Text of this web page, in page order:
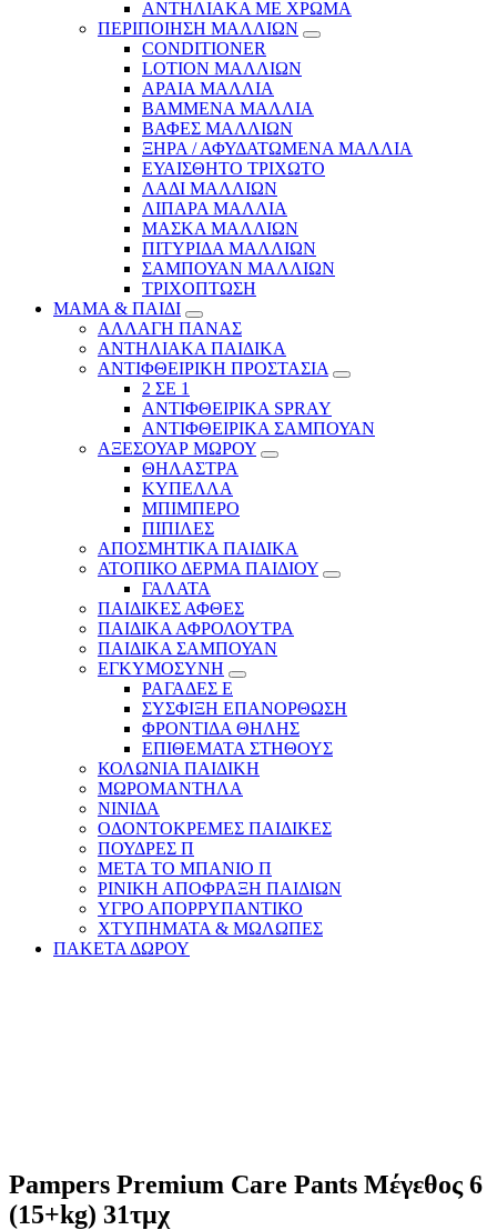
ΑΝΤΗΛΙΑΚΑ ΜΕ ΧΡΩΜΑ
ΠΕΡΙΠΟΙΗΣΗ ΜΑΛΛΙΩΝ
CONDITIONER
LOTION ΜΑΛΛΙΩΝ
ΑΡΑΙΑ ΜΑΛΛΙΑ
ΒΑΜΜΕΝΑ ΜΑΛΛΙΑ
ΒΑΦΕΣ ΜΑΛΛΙΩΝ
ΞΗΡΑ / ΑΦΥΔΑΤΩΜΕΝΑ ΜΑΛΛΙΑ
ΕΥΑΙΣΘΗΤΟ ΤΡΙΧΩΤΟ
ΛΑΔΙ ΜΑΛΛΙΩΝ
ΛΙΠΑΡΑ ΜΑΛΛΙΑ
ΜΑΣΚΑ ΜΑΛΛΙΩΝ
ΠΙΤΥΡΙΔΑ ΜΑΛΛΙΩΝ
ΣΑΜΠΟΥΑΝ ΜΑΛΛΙΩΝ
ΤΡΙΧΟΠΤΩΣΗ
ΜΑΜΑ & ΠΑΙΔΙ
ΑΛΛΑΓΗ ΠΑΝΑΣ
ΑΝΤΗΛΙΑΚΑ ΠΑΙΔΙΚΑ
ΑΝΤΙΦΘΕΙΡΙΚΗ ΠΡΟΣΤΑΣΙΑ
2 ΣΕ 1
ΑΝΤΙΦΘΕΙΡΙΚΑ SPRAY
ΑΝΤΙΦΘΕΙΡΙΚΑ ΣΑΜΠΟΥΑΝ
ΑΞΕΣΟΥΑΡ ΜΩΡΟΥ
ΘΗΛΑΣΤΡΑ
ΚΥΠΕΛΛΑ
ΜΠΙΜΠΕΡΟ
ΠΙΠΙΛΕΣ
ΑΠΟΣΜΗΤΙΚΑ ΠΑΙΔΙΚΑ
ΑΤΟΠΙΚΟ ΔΕΡΜΑ ΠΑΙΔΙΟΥ
ΓΑΛΑΤΑ
ΠΑΙΔΙΚΕΣ ΑΦΘΕΣ
ΠΑΙΔΙΚΑ ΑΦΡΟΛΟΥΤΡΑ
ΠΑΙΔΙΚΑ ΣΑΜΠΟΥΑΝ
ΕΓΚΥΜΟΣΥΝΗ
ΡΑΓΑΔΕΣ Ε
ΣΥΣΦΙΞΗ ΕΠΑΝΟΡΘΩΣΗ
ΦΡΟΝΤΙΔΑ ΘΗΛΗΣ
ΕΠΙΘΕΜΑΤΑ ΣΤΗΘΟΥΣ
ΚΟΛΩΝΙΑ ΠΑΙΔΙΚΗ
ΜΩΡΟΜΑΝΤΗΛΑ
ΝΙΝΙΔΑ
ΟΔΟΝΤΟΚΡΕΜΕΣ ΠΑΙΔΙΚΕΣ
ΠΟΥΔΡΕΣ Π
ΜΕΤΑ ΤΟ ΜΠΑΝΙΟ Π
ΡΙΝΙΚΗ ΑΠΟΦΡΑΞΗ ΠΑΙΔΙΩΝ
ΥΓΡΟ ΑΠΟΡΡΥΠΑΝΤΙΚΟ
ΧΤΥΠΗΜΑΤΑ & ΜΩΛΩΠΕΣ
ΠΑΚΕΤΑ ΔΩΡΟΥ
Pampers Premium Care Pants Μέγεθος 6
(15+kg) 31τμχ